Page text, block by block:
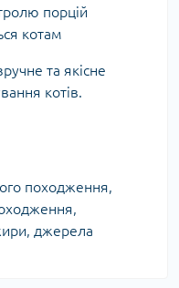
порцій
котам
та якісне
котів.
походження,
джерела